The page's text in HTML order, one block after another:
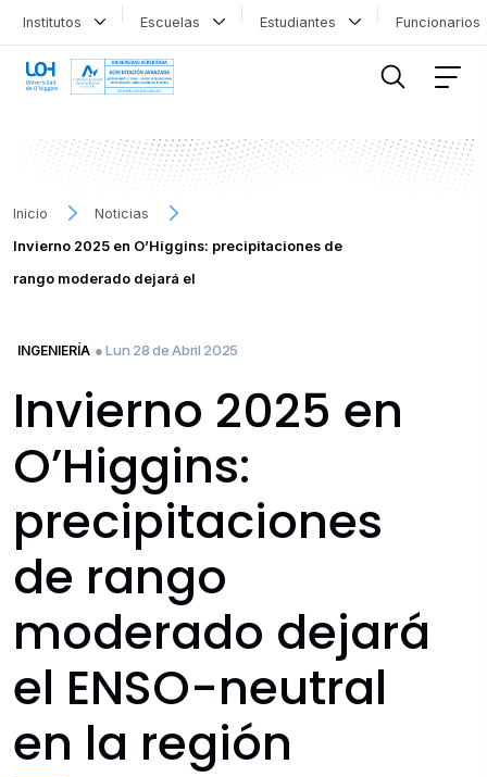
Institutos Escuelas Estudiantes
Inicio
Noticias
Invierno 2025 en O’Higgins: precipitaciones de
rango moderado dejará el
INGENIERÍA ● Lun 28 de Abril 2025
Invierno 2025 en
O’Higgins:
precipitaciones
de rango
moderado dejará
el ENSO-neutral
en la región